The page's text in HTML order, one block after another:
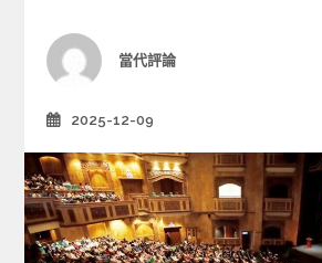
i
e
Author
當代評論
2025-12-09